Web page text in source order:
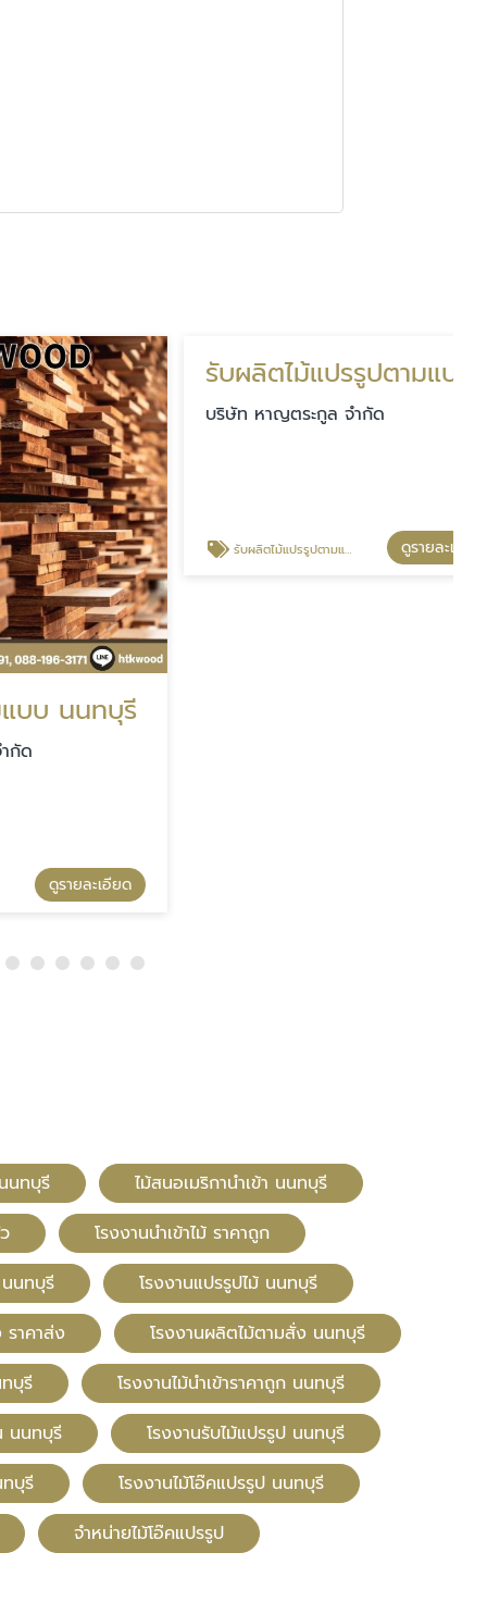
นทบุรี
ยละเอียด
นทบุรี
ไม้สนอเมริกานำเข้า นนทบุรี
โรงงานนำเข้าไม้ ราคาถูก
นทบุรี
โรงงานแปรรูปไม้ นนทบุรี
ราคาส่ง
โรงงานผลิตไม้ตามสั่ง นนทบุรี
บุรี
โรงงานไม้นำเข้าราคาถูก นนทบุรี
นนทบุรี
โรงงานรับไม้แปรรูป นนทบุรี
บุรี
โรงงานไม้โอ๊คแปรรูป นนทบุรี
จำหน่ายไม้โอ๊คแปรรูป